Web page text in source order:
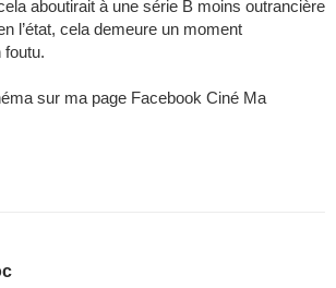
aboutirait à une série B moins outrancière
l’état, cela demeure un moment
foutu.
sur ma page Facebook Ciné Ma